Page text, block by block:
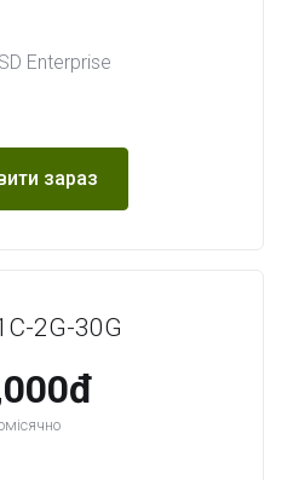
Enterprise
зараз
2G-30G